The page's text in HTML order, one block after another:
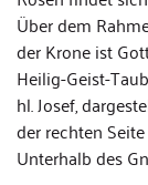
Über dem
der Krone ist
Heilig-Geist-
hl. Josef,
der rechten
Unterhalb des